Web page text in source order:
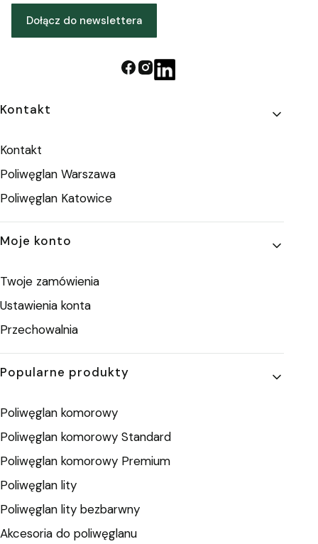
Dołącz do newslettera
Linki w stopce
Kontakt
Kontakt
Poliwęglan Warszawa
Poliwęglan Katowice
Moje konto
Twoje zamówienia
Ustawienia konta
Przechowalnia
Popularne produkty
Poliwęglan komorowy
Poliwęglan komorowy Standard
Poliwęglan komorowy Premium
Poliwęglan lity
Poliwęglan lity bezbarwny
Akcesoria do poliwęglanu